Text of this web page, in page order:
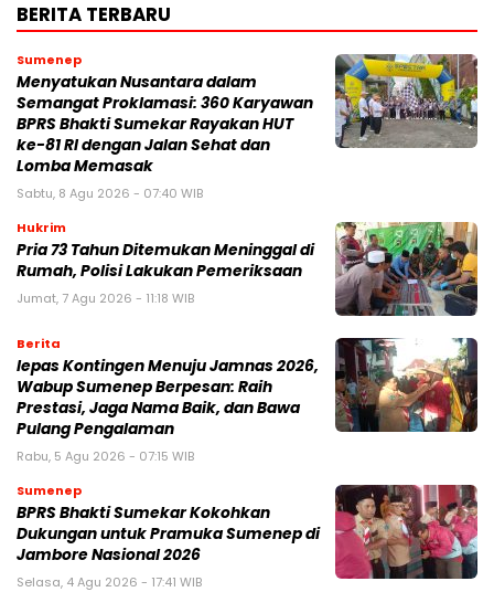
BERITA TERBARU
Sumenep
Menyatukan Nusantara dalam
Semangat Proklamasi: 360 Karyawan
BPRS Bhakti Sumekar Rayakan HUT
ke-81 RI dengan Jalan Sehat dan
Lomba Memasak
Sabtu, 8 Agu 2026 - 07:40 WIB
Hukrim
Pria 73 Tahun Ditemukan Meninggal di
Rumah, Polisi Lakukan Pemeriksaan
Jumat, 7 Agu 2026 - 11:18 WIB
Berita
lepas Kontingen Menuju Jamnas 2026,
Wabup Sumenep Berpesan: Raih
Prestasi, Jaga Nama Baik, dan Bawa
Pulang Pengalaman
Rabu, 5 Agu 2026 - 07:15 WIB
Sumenep
BPRS Bhakti Sumekar Kokohkan
Dukungan untuk Pramuka Sumenep di
Jambore Nasional 2026
Selasa, 4 Agu 2026 - 17:41 WIB